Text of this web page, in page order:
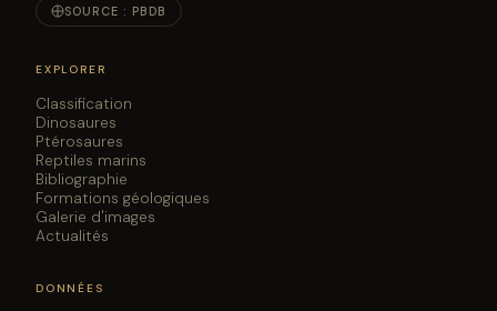
SOURCE : PBDB
EXPLORER
Classification
Dinosaures
Ptérosaures
Reptiles marins
Bibliographie
Formations géologiques
Galerie d'images
Actualités
DONNÉES